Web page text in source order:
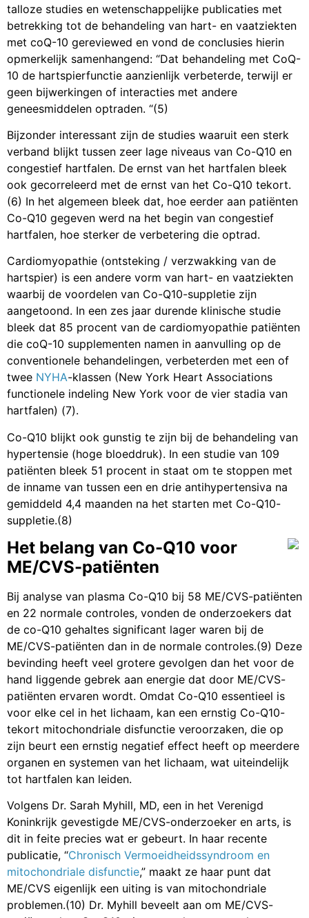
talloze studies en wetenschappelijke publicaties met
betrekking tot de behandeling van hart- en vaatziekten
met coQ-10 gereviewed en vond de conclusies hierin
opmerkelijk samenhangend: “Dat behandeling met CoQ-
10 de hartspierfunctie aanzienlijk verbeterde, terwijl er
geen bijwerkingen of interacties met andere
geneesmiddelen optraden. “(5)
Bijzonder interessant zijn de studies waaruit een sterk
verband blijkt tussen zeer lage niveaus van Co-Q10 en
congestief hartfalen. De ernst van het hartfalen bleek
ook gecorreleerd met de ernst van het Co-Q10 tekort.
(6) In het algemeen bleek dat, hoe eerder aan patiënten
Co-Q10 gegeven werd na het begin van congestief
hartfalen, hoe sterker de verbetering die optrad.
Cardiomyopathie (ontsteking / verzwakking van de
hartspier) is een andere vorm van hart- en vaatziekten
waarbij de voordelen van Co-Q10-suppletie zijn
aangetoond. In een zes jaar durende klinische studie
bleek dat 85 procent van de cardiomyopathie patiënten
die coQ-10 supplementen namen in aanvulling op de
conventionele behandelingen, verbeterden met een of
twee NYHA-klassen (New York Heart Associations
functionele indeling New York voor de vier stadia van
hartfalen) (7).
Co-Q10 blijkt ook gunstig te zijn bij de behandeling van
hypertensie (hoge bloeddruk). In een studie van 109
patiënten bleek 51 procent in staat om te stoppen met
de inname van tussen een en drie antihypertensiva na
gemiddeld 4,4 maanden na het starten met Co-Q10-
suppletie.(8)
Het belang van Co-Q10 voor
ME/CVS-patiënten
Bij analyse van plasma Co-Q10 bij 58 ME/CVS-patiënten
en 22 normale controles, vonden de onderzoekers dat
de co-Q10 gehaltes significant lager waren bij de
ME/CVS-patiënten dan in de normale controles.(9) Deze
bevinding heeft veel grotere gevolgen dan het voor de
hand liggende gebrek aan energie dat door ME/CVS-
patiënten ervaren wordt. Omdat Co-Q10 essentieel is
voor elke cel in het lichaam, kan een ernstig Co-Q10-
tekort mitochondriale disfunctie veroorzaken, die op
zijn beurt een ernstig negatief effect heeft op meerdere
organen en systemen van het lichaam, wat uiteindelijk
tot hartfalen kan leiden.
Volgens Dr. Sarah Myhill, MD, een in het Verenigd
Koninkrijk gevestigde ME/CVS-onderzoeker en arts, is
dit in feite precies wat er gebeurt. In haar recente
publicatie, “Chronisch Vermoeidheidssyndroom en
mitochondriale disfunctie,” maakt ze haar punt dat
ME/CVS eigenlijk een uiting is van mitochondriale
problemen.(10) Dr. Myhill beveelt aan om ME/CVS-